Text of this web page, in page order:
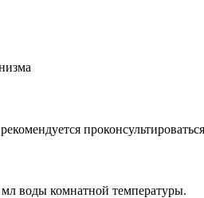
воды комнатной температуры.